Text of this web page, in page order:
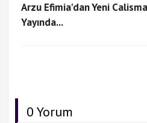
Arzu Efimia'dan Yeni
Yayında...
0 Yorum